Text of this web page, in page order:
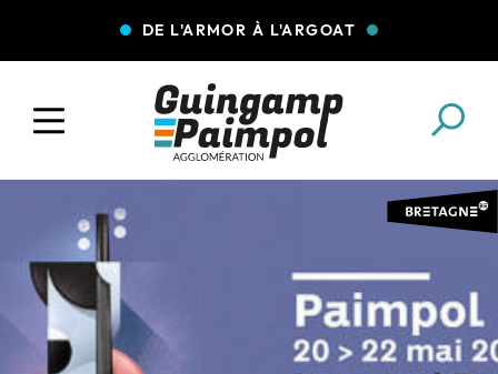
DE L'ARMOR À L'ARGOAT
COLLECTE DES DÉCHETS EAU ET ASSAINISSEMENT
ENFANCE JEUNESSE L'AGGLO' RECRUTE